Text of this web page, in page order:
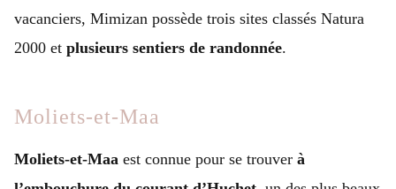
vacanciers, Mimizan possède trois sites classés Natura
2000 et plusieurs sentiers de randonnée.
Moliets-et-Maa
Moliets-et-Maa est connue pour se trouver à